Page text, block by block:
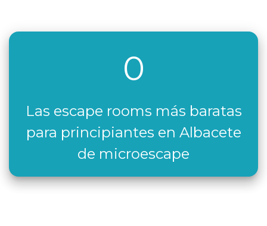
0
Las escape rooms más baratas
para principiantes en Albacete
de microescape